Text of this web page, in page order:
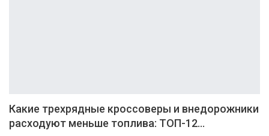
Какие трехрядные кроссоверы и внедорожники
расходуют меньше топлива: ТОП-12…